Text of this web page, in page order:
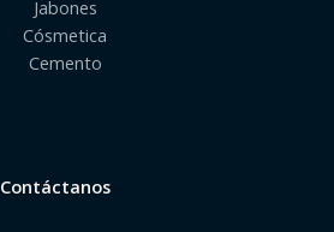
Jabones
Cósmetica
Cemento
Contáctanos